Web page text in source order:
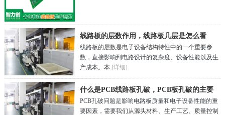
线路板的层数作用，线路板几层是怎么看
的？
线路板的层数是电子设备结构特性中的一个重要参
数，直接影响到电路设计的复杂度、设备性能以及生
产成本。本. [详细]
什么是PCB线路板孔破，PCB板孔破的主要
原因
PCB孔破问题是影响电路板质量和电子设备性能的重
要因素，需要我们从源头材料、生产工艺、质量控制